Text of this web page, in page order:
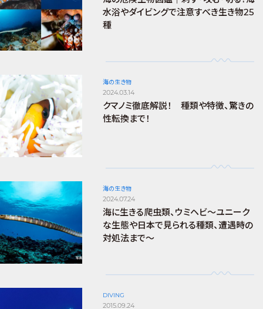
水浴やダイビングで注意すべき生き物25
種
海の生き物
2024.03.14
クマノミ徹底解説！ 種類や特徴、驚きの
性転換まで！
海の生き物
2024.07.24
海に生きる爬虫類、ウミヘビ～ユニーク
な生態や日本で見られる種類、遭遇時の
対処法まで～
DIVING
2015.09.24